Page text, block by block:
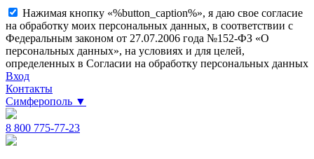
Нажимая кнопку «%button_caption%», я даю свое согласие
на обработку моих персональных данных, в соответствии с
Федеральным законом от 27.07.2006 года №152-ФЗ «О
персональных данных», на условиях и для целей,
определенных в Согласии на обработку персональных данных
Вход
Контакты
Симферополь ▼
8 800 775-77-23